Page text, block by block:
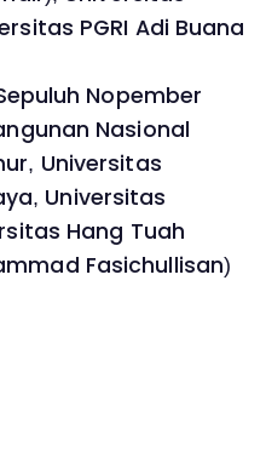
PGRI Adi Buana
Nopember
Nasional
Universitas
Universitas
Hang Tuah
Fasichullisan)